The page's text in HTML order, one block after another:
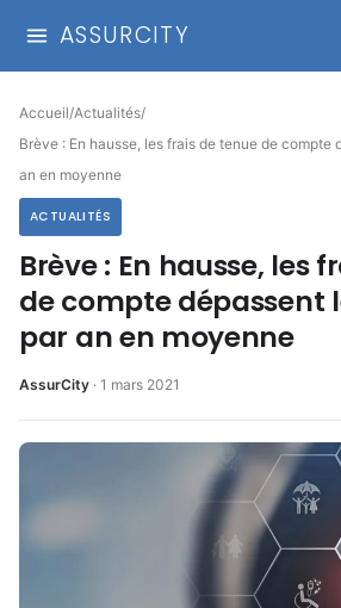
ASSURCITY
Accueil/Actualités/
Brève : En hausse, les frais de tenue de compte
an en moyenne
ACTUALITÉS
Brève : En hausse, les
de compte dépassent
par an en moyenne
AssurCity · 1 mars 2021